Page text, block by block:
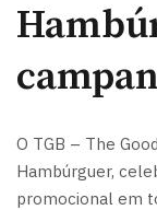
O TGB – The
Hambúrguer,
promocional em